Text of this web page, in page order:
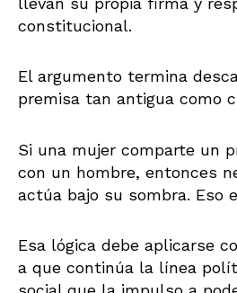
constitucional.
El argumento termina
premisa tan antigua como
Si una mujer comparte un
con un hombre, entonces
actúa bajo su sombra. Eso
Esa lógica debe aplicarse
a que continúa la línea